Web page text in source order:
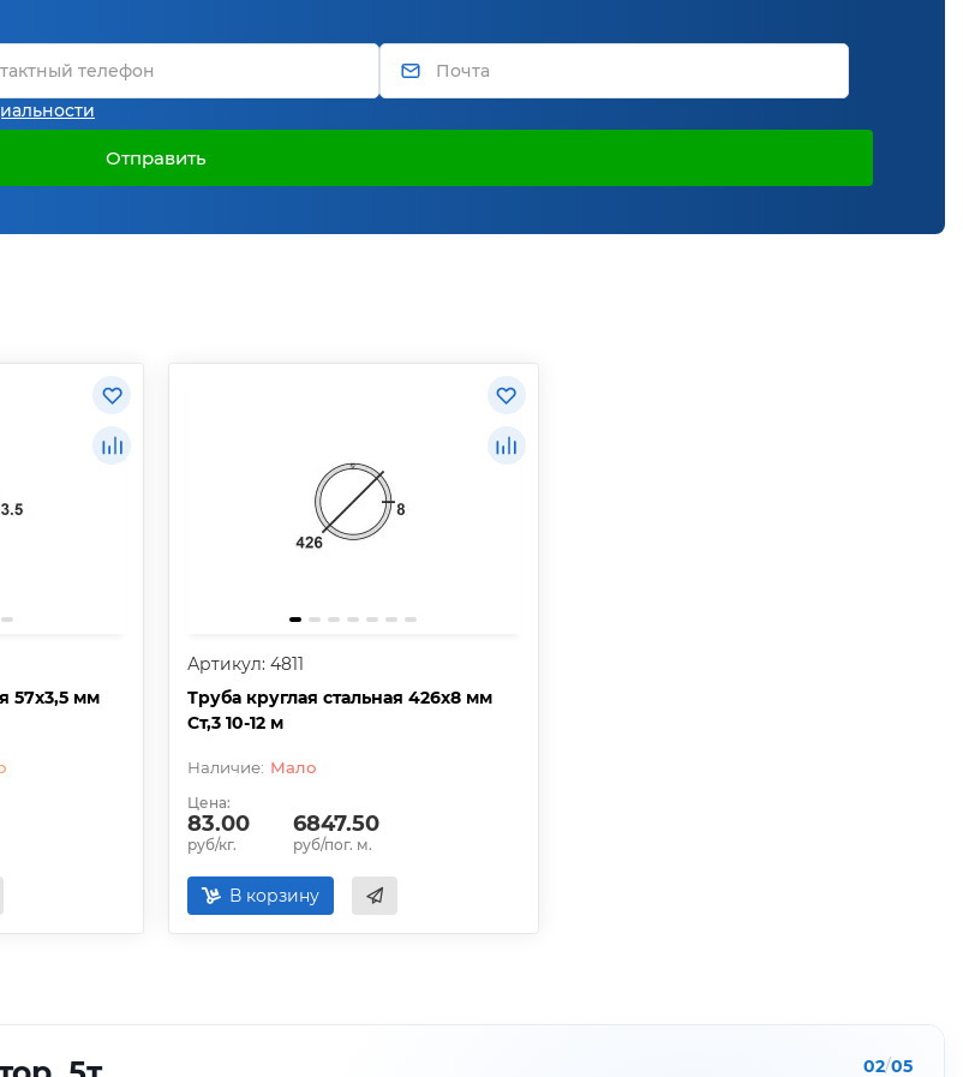
Отправить
57х3,5 мм
Артикул: 4811
Труба круглая стальная 426х8 мм
Ст,3 10-12 м
Мало
Цена:
83.00
руб/кг.
6847.50
руб/пог. м.
В корзину
02/05